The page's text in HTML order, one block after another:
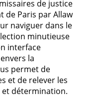
de justice
de Paris par Allaw
naviguer dans le
minutieuse
interface
la
permet de
et de relever les
et détermination.